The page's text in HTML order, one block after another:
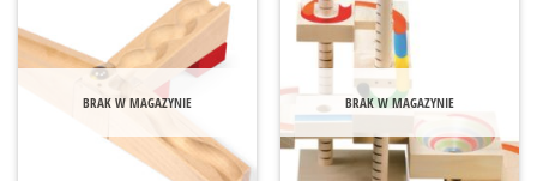
BRAK W MAGAZYNIE BRAK W MAGAZYNIE